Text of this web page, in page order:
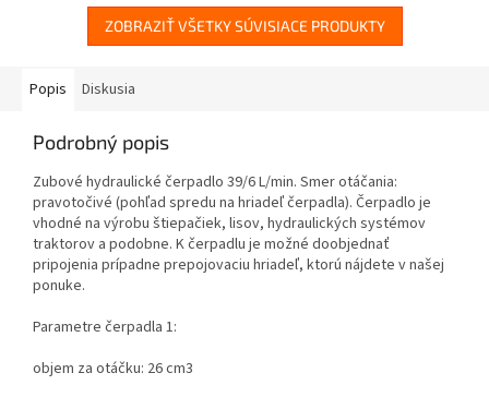
ZOBRAZIŤ VŠETKY SÚVISIACE PRODUKTY
Popis Diskusia
Podrobný popis
Zubové hydraulické čerpadlo 39/6 L/min. Smer otáčania:
pravotočivé (pohľad spredu na hriadeľ čerpadla). Čerpadlo je
vhodné na výrobu štiepačiek, lisov, hydraulických systémov
traktorov a podobne. K čerpadlu je možné doobjednať
pripojenia prípadne prepojovaciu hriadeľ, ktorú nájdete v našej
ponuke.
Parametre čerpadla 1:
objem za otáčku: 26 cm3